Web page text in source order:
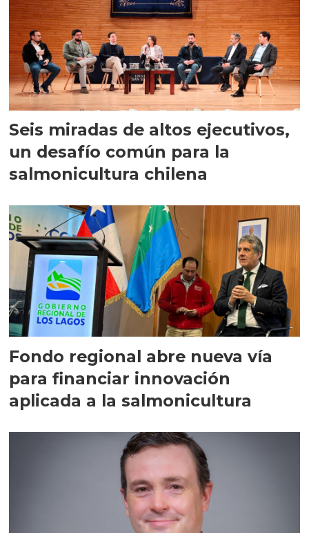
Seis miradas de altos ejecutivos,
un desafío común para la
salmonicultura chilena
Fondo regional abre nueva vía
para financiar innovación
aplicada a la salmonicultura